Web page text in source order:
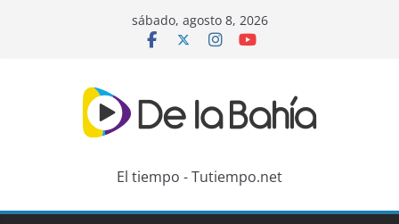
sábado, agosto 8, 2026
El tiempo - Tutiempo.net